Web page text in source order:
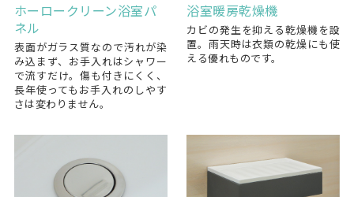
ホーロークリーン浴室パ
ネル
表面がガラス質なので汚れが染
み込まず、お手入れはシャワー
で流すだけ。傷も付きにくく、
長年使ってもお手入れのしやす
さは変わりません。
浴室暖房乾燥機
カビの発生を抑える乾燥機を設
置。雨天時は衣類の乾燥にも使
える優れものです。